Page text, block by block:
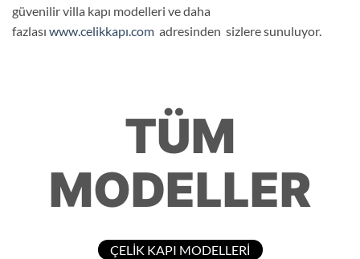
güvenilir villa kapı modelleri ve daha
fazlası www.celikkapı.com adresinden sizlere sunuluyor.
TÜM
MODELLER
ÇELİK KAPI MODELLERİ